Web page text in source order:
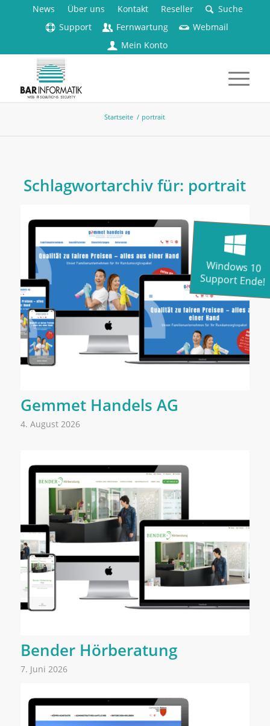
News Über uns Kontakt Reseller
Suche
Support
Fernwartung
Webmail
Mein Konto
Windows 10
Support Ende!
Startseite / portrait
Schlagwortarchiv für: portrait
Gemmet Handels AG
4. August 2026
Bender Hörberatung
7. Juni 2026